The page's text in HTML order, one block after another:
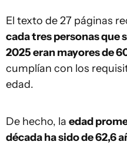
El texto de 27 páginas
cada tres personas que
2025 eran mayores de
cumplían con los
edad.
De hecho, la edad
década ha sido de 62,6